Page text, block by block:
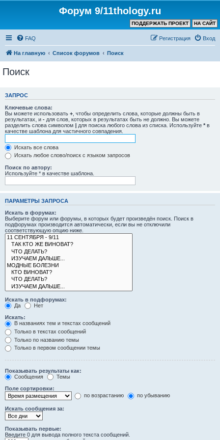
Форум 9/11thology.ru
НА САЙТ
ПОДДЕРЖАТЬ ПРОЕКТ
FAQ Вход
Регистрация
На главную Список форумов Поиск
Поиск
ЗАПРОС
Ключевые слова:
Вы можете использовать + , чтобы определить слова, которые должны быть в
результатах, и - для слов, которых в результатах быть не должно. Вы можете
разделить слова символом | для поиска любого слова из списка. Используйте * в
качестве шаблона для частичного совпадения.
Искать все слова
Искать любое слово/поиск с языком запросов
Поиск по автору:
Используйте * в качестве шаблона.
ПАРАМЕТРЫ ЗАПРОСА
Искать в форумах:
Выберите форум или форумы, в которых будет произведён поиск. Поиск в
подфорумах производится автоматически, если вы не отключили
соответствующую опцию ниже.
Искать в подфорумах:
Да
Нет
Искать:
В названиях тем и текстах сообщений
Только в текстах сообщений
Только по названию темы
Только в первом сообщении темы
Показывать результаты как:
Сообщения
Темы
Поле сортировки:
по возрастанию
по убыванию
Искать сообщения за:
Показывать первые:
Введите 0 для вывода полного текста сообщений.